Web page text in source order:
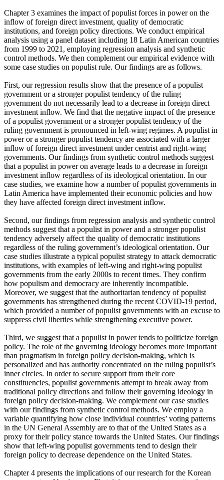
Chapter 3 examines the impact of populist forces in power on the
inflow of foreign direct investment, quality of democratic
institutions, and foreign policy directions. We conduct empirical
analysis using a panel dataset including 18 Latin American countries
from 1999 to 2021, employing regression analysis and synthetic
control methods. We then complement our empirical evidence with
some case studies on populist rule. Our findings are as follows.
First, our regression results show that the presence of a populist
government or a stronger populist tendency of the ruling
government do not necessarily lead to a decrease in foreign direct
investment inflow. We find that the negative impact of the presence
of a populist government or a stronger populist tendency of the
ruling government is pronounced in left-wing regimes. A populist in
power or a stronger populist tendency are associated with a larger
inflow of foreign direct investment under centrist and right-wing
governments. Our findings from synthetic control methods suggest
that a populist in power on average leads to a decrease in foreign
investment inflow regardless of its ideological orientation. In our
case studies, we examine how a number of populist governments in
Latin America have implemented their economic policies and how
they have affected foreign direct investment inflow.
Second, our findings from regression analysis and synthetic control
methods suggest that a populist in power and a stronger populist
tendency adversely affect the quality of democratic institutions
regardless of the ruling government’s ideological orientation. Our
case studies illustrate a typical populist strategy to attack democratic
institutions, with examples of left-wing and right-wing populist
governments from the early 2000s to recent times. They confirm
how populism and democracy are inherently incompatible.
Moreover, we suggest that the authoritarian tendency of populist
governments has strengthened during the recent COVID-19 period,
which provided a number of populist governments with an excuse to
suppress civil liberties while strengthening executive power.
Third, we suggest that a populist in power tends to politicize foreign
policy. The role of the governing ideology becomes more important
than pragmatism in foreign policy decision-making, which is
personalized and has authority concentrated on the ruling populist’s
inner circles. In order to secure support from their core
constituencies, populist governments attempt to break away from
traditional policy directions and follow their governing ideology in
foreign policy decision-making. We complement our case studies
with our findings from synthetic control methods. We employ a
variable quantifying how close individual countries’ voting patterns
in the UN General Assembly are to that of the United States as a
proxy for their policy stance towards the United States. Our findings
show that left-wing populist governments tend to design their
foreign policy to decrease dependence on the United States.
Chapter 4 presents the implications of our research for the Korean